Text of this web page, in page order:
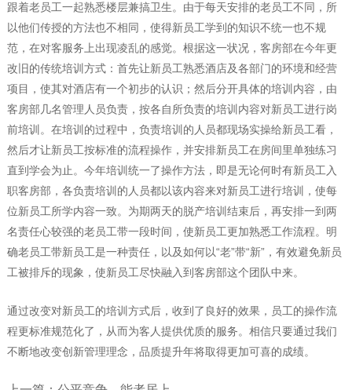
跟着老员工一起熟悉楼层兼搞卫生。由于每天安排的老员工不同，所
以他们传授的方法也不相同，使得新员工学到的知识不统一也不规
范，在对客服务上出现凌乱的感觉。根据这一状况，客房部在今年更
改旧的传统培训方式：首先让新员工熟悉酒店及各部门的环境和经营
项目，使其对酒店有一个初步的认识；然后分开具体的培训内容，由
客房部几名管理人员负责，按各自所负责的培训内容对新员工进行岗
前培训。在培训的过程中，负责培训的人员都现场实操给新员工看，
然后才让新员工按标准的流程操作，并安排新员工在房间里单独练习
直到学会为止。今年培训统一了操作方法，即是无论何时有新员工入
职客房部，各负责培训的人员都以该内容来对新员工进行培训，使每
位新员工所学内容一致。为期两天的脱产培训结束后，再安排一到两
名责任心较强的老员工带一段时间，使新员工更加熟悉工作流程。明
确老员工带新员工是一种责任，以及如何以“老”带“新”，有效避免新员
工被排斥的现象，使新员工尽快融入到客房部这个团队中来。
通过改变对新员工的培训方式后，收到了良好的效果，员工的操作流
程更标准规范化了，从而为客人提供优质的服务。相信只要通过我们
不断地改变创新管理理念，品质提升年将取得更加可喜的成绩。